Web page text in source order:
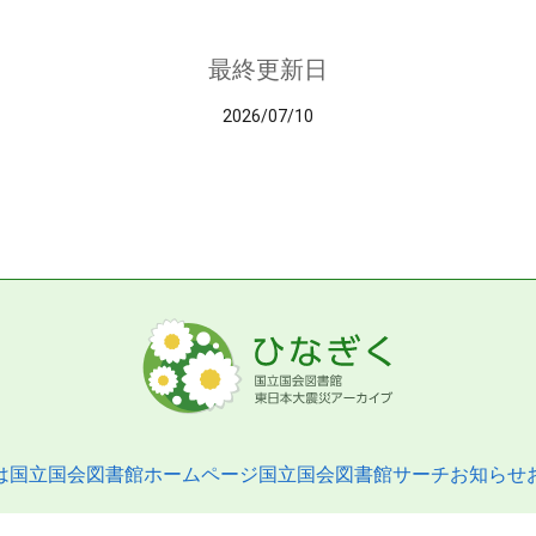
最終更新日
2026/07/10
国立国会図書館ホームページ国立国会図書館サーチお知らせ